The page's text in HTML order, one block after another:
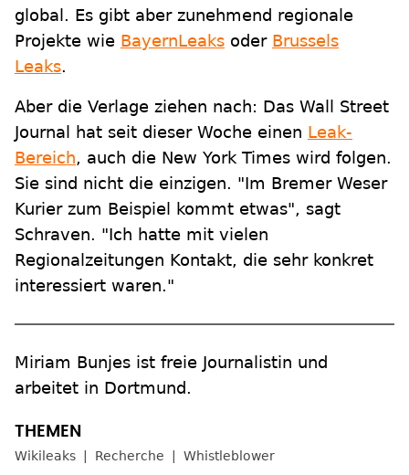
global. Es gibt aber zunehmend regionale
Projekte wie BayernLeaks oder Brussels
Leaks.
Aber die Verlage ziehen nach: Das Wall Street
Journal hat seit dieser Woche einen Leak-
Bereich, auch die New York Times wird folgen.
Sie sind nicht die einzigen. "Im Bremer Weser
Kurier zum Beispiel kommt etwas", sagt
Schraven. "Ich hatte mit vielen
Regionalzeitungen Kontakt, die sehr konkret
interessiert waren."
Miriam Bunjes ist freie Journalistin und
arbeitet in Dortmund.
Wikileaks Recherche Whistleblower